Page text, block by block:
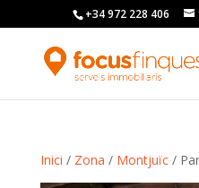
+34 972 228 406
Inici / Zona / Montjuïc/